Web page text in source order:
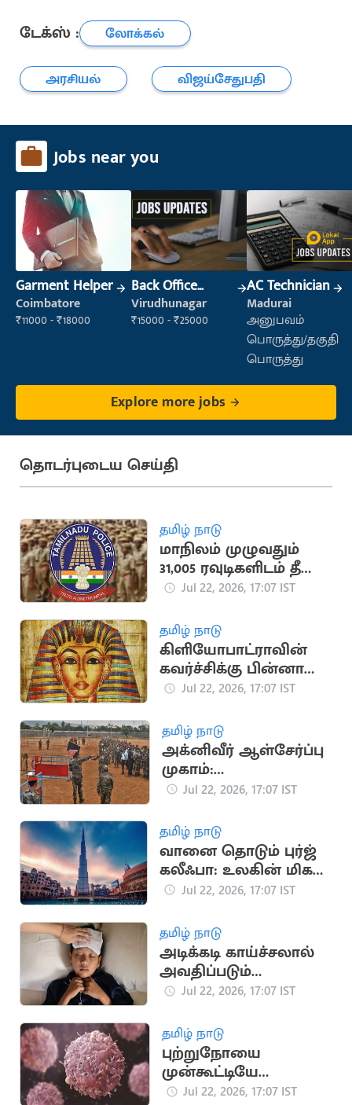
டேக்ஸ் :
லோக்கல்
அரசியல்
விஜய்சேதுபதி
Jobs near you
Garment Helper
Coimbatore
₹11000 - ₹18000
Back Office
Executive
(Administration)
Virudhunagar
₹15000 - ₹25000
AC Technician
Madurai
அனுபவம்
பொருத்து/தகுதி
பொருத்து
Explore more jobs
தொடர்புடைய செய்தி
தமிழ் நாடு
மாநிலம் முழுவதும்
31,005 ரவுடிகளிடம் தீவிர
சோதனை:
அறிக்கை
Jul 22, 2026, 17:07 IST
தமிழ் நாடு
கிளியோபாட்ராவின்
கவர்ச்சிக்கு பின்னால்
உள்ள சுவாரசியமான
Jul 22, 2026, 17:07 IST
தமிழ் நாடு
அக்னிவீர் ஆள்சேர்ப்பு
முகாம்:
விண்ணப்பதாரர்களுக்
முக்கிய அறிவுறுத்தல்
Jul 22, 2026, 17:07 IST
தமிழ் நாடு
வானை தொடும் புர்ஜ்
கலீஃபா: உலகின் மிக
உயரமான கட்டிடம்
Jul 22, 2026, 17:07 IST
தமிழ் நாடு
அடிக்கடி காய்ச்சலால்
அவதிப்படும்
குழந்தைகள்: முக்கிய
Jul 22, 2026, 17:07 IST
தமிழ் நாடு
புற்றுநோயை
முன்கூட்டியே
கண்டறிய உதவும்
Jul 22, 2026, 17:07 IST